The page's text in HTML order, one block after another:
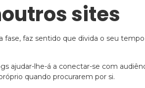
sites
faz sentido que divida o seu
ajudar-lhe-á a conectar-se com
quando procurarem por si.